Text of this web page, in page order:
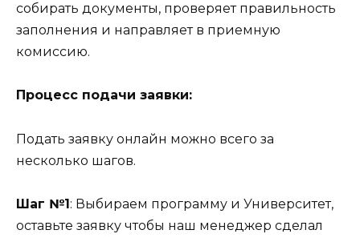
собирать документы, проверяет правильность
заполнения и направляет в приемную
комиссию.
Процесс подачи заявки:
Подать заявку онлайн можно всего за
несколько шагов.
Шаг №1: Выбираем программу и Университет,
оставьте заявку чтобы наш менеджер сделал